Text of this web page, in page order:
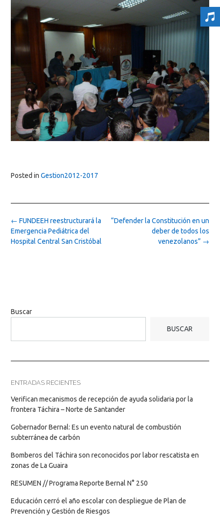
Posted in Gestion2012-2017
Post
navigation
“Defender la Constitución en un
deber de todos los
venezolanos” →
← FUNDEEH reestructurará la
Emergencia Pediátrica del
Hospital Central San Cristóbal
Buscar
BUSCAR
ENTRADAS RECIENTES
Verifican mecanismos de recepción de ayuda solidaria por la
frontera Táchira – Norte de Santander
Gobernador Bernal: Es un evento natural de combustión
subterránea de carbón
Bomberos del Táchira son reconocidos por labor rescatista en
zonas de La Guaira
RESUMEN // Programa Reporte Bernal N° 250
Educación cerró el año escolar con despliegue de Plan de
Prevención y Gestión de Riesgos